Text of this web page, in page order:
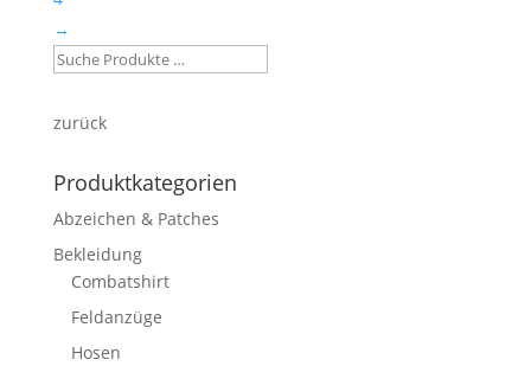
→
zurück
Produktkategorien
Abzeichen & Patches
Bekleidung
Combatshirt
Feldanzüge
Hosen